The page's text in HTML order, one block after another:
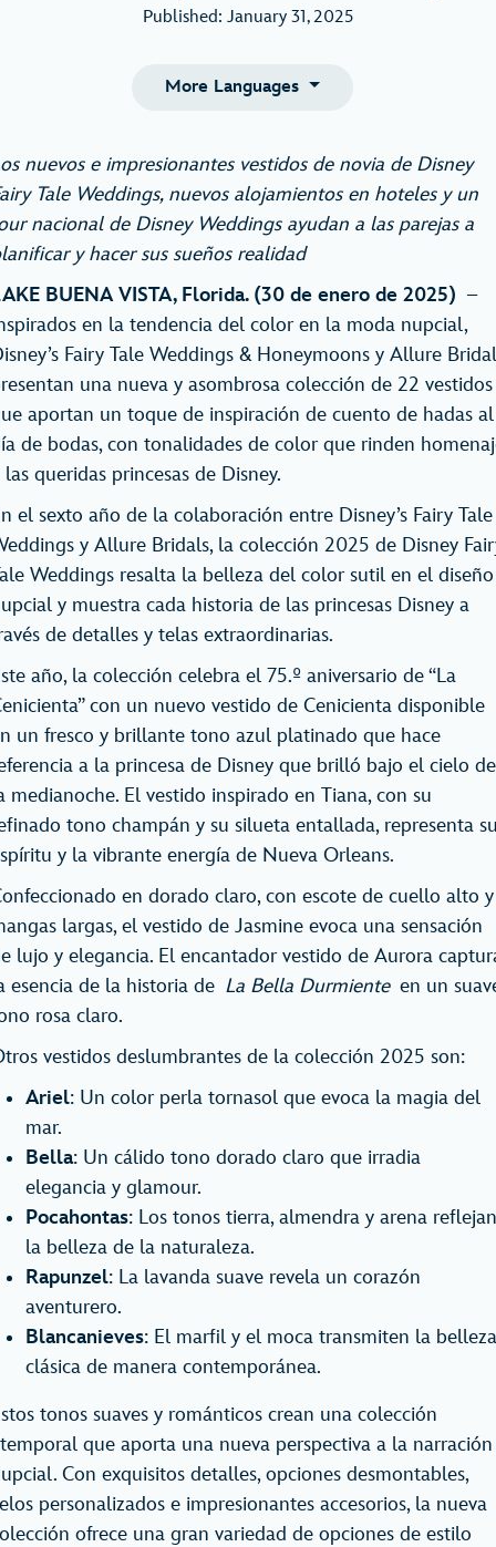
Published: January 31, 2025
More Languages
nuevos e impresionantes vestidos de novia de Disney
Tale Weddings, nuevos alojamientos en hoteles y un
nacional de Disney Weddings ayudan a las parejas a
y hacer sus sueños realidad
BUENA VISTA, Florida. (30 de enero de 2025) –
en la tendencia del color en la moda nupcial,
Fairy Tale Weddings & Honeymoons y Allure
una nueva y asombrosa colección de 22 vestidos
aportan un toque de inspiración de cuento de hadas al
de bodas, con tonalidades de color que rinden
las queridas princesas de Disney.
el sexto año de la colaboración entre Disney’s Fairy Tale
y Allure Bridals, la colección 2025 de Disney
Weddings resalta la belleza del color sutil en el diseño
y muestra cada historia de las princesas Disney a
de detalles y telas extraordinarias.
año, la colección celebra el 75.º aniversario de “La
con un nuevo vestido de Cenicienta disponible
un fresco y brillante tono azul platinado que hace
a la princesa de Disney que brilló bajo el cielo de
medianoche. El vestido inspirado en Tiana, con su
tono champán y su silueta entallada, representa
y la vibrante energía de Nueva Orleans.
en dorado claro, con escote de cuello alto y
largas, el vestido de Jasmine evoca una sensación
lujo y elegancia. El encantador vestido de Aurora
esencia de la historia de La Bella Durmienteen un
rosa claro.
vestidos deslumbrantes de la colección 2025 son:
Ariel: Un color perla tornasol que evoca la magia del
mar.
Bella: Un cálido tono dorado claro que irradia
elegancia y glamour.
Pocahontas: Los tonos tierra, almendra y arena reflejan
la belleza de la naturaleza.
Rapunzel: La lavanda suave revela un corazón
aventurero.
Blancanieves: El marfil y el moca transmiten la belleza
clásica de manera contemporánea.
tonos suaves y románticos crean una colección
que aporta una nueva perspectiva a la narración
Con exquisitos detalles, opciones desmontables,
personalizados e impresionantes accesorios, la nueva
ofrece una gran variedad de opciones de estilo